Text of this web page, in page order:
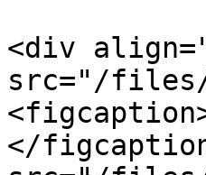
<div
src="/files/
</